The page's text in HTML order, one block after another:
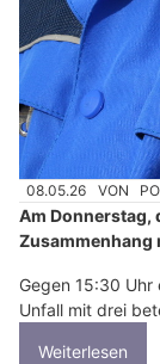
08.05.26 VON
Am Donnerstag,
Zusammenhang
Gegen 15:30 Uhr
Unfall mit drei
Weiterlesen